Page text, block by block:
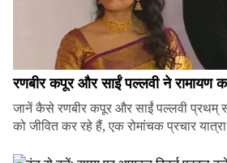
रणबीर कपूर और साईं पल्लवी ने रामायण
जानें कैसे रणबीर कपूर और साईं पल्लवी प्रथम्
को जीवित कर रहे हैं, एक रोमांचक प्रचार